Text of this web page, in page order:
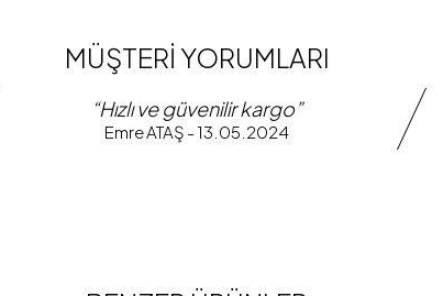
MÜŞTERİ YORUMLARI
“Hızlı ve güvenilir kargo”
Emre ATAŞ - 13.05.2024